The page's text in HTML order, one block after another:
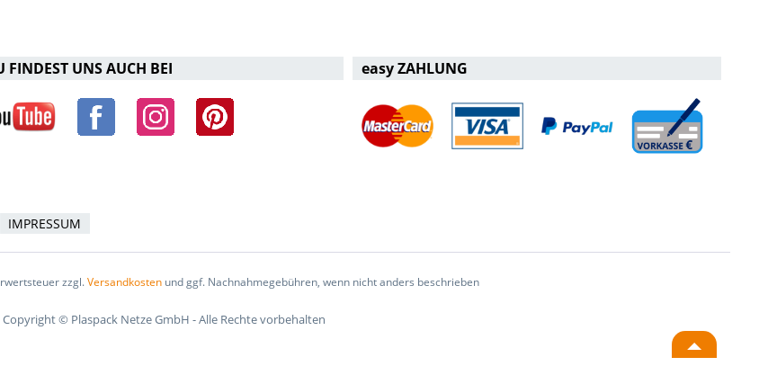
FINDEST UNS AUCH BEI easy ZAHLUNG
IMPRESSUM
zzgl.Versandkostenund ggf. Nachnahmegebühren, wenn nicht anders beschrieben
Copyright © Plaspack Netze GmbH - Alle Rechte vorbehalten